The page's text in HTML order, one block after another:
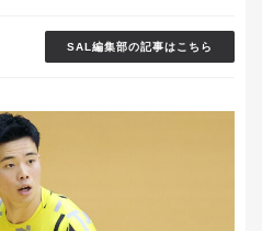
SAL編集部の記事はこちら